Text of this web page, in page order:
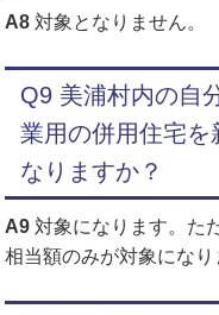
A8 対象となりません。
Q9 美浦村内の自
業用の併用住宅を
なりますか？
A9 対象になります。た
相当額のみが対象になり